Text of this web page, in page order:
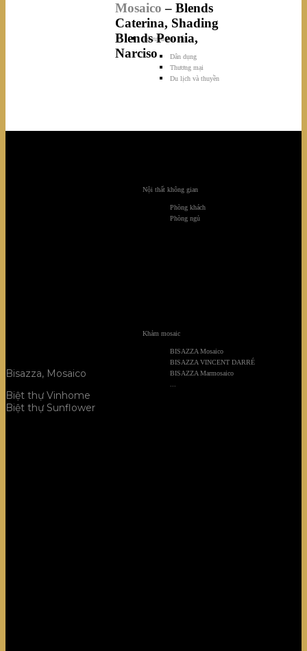
Tủ rượu cao cấp
Dân dụng
Thương mại
Du lịch và thuyền
Nội thất không gian
Phòng khách
Phòng ngủ
Khảm mosaic
BISAZZA Mosaico
BISAZZA VINCENT DARRÉ
BISAZZA Marmosaico
Mosaico – Blends
Caterina, Shading
Blends Peonia,
Narciso
Bisazza, Mosaico
Biệt thự Vinhome
Biệt thự Sunflower